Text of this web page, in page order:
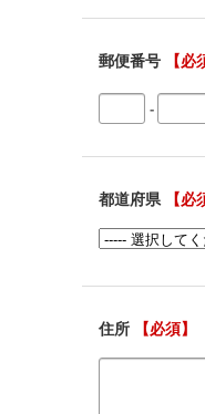
郵便番号 【必
-
都道府県 【必
住所 【必須】